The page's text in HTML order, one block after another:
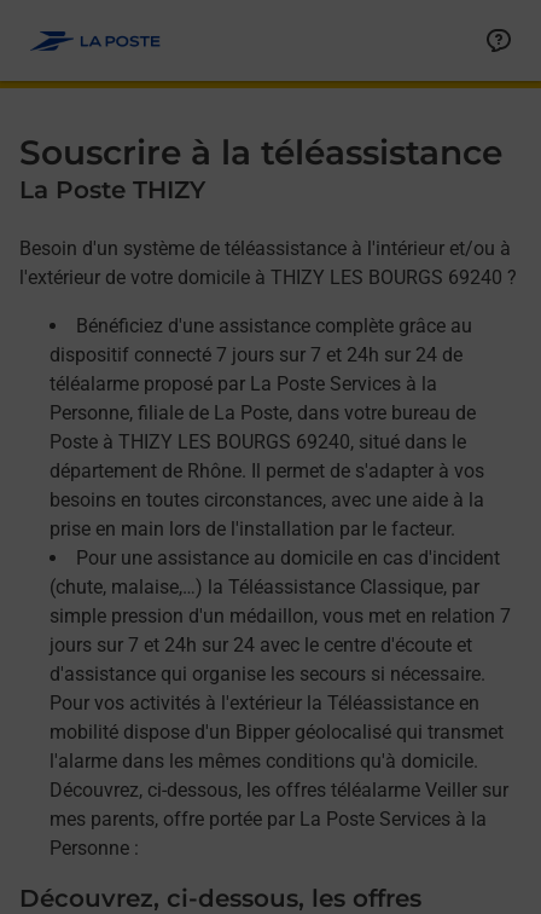
Souscrire à la téléassistance
La Poste THIZY
Besoin d'un système de téléassistance à l'intérieur et/ou à
l'extérieur de votre domicile à THIZY LES BOURGS 69240 ?
Bénéficiez d'une assistance complète grâce au
dispositif connecté 7 jours sur 7 et 24h sur 24 de
téléalarme proposé par La Poste Services à la
Personne, filiale de La Poste, dans votre bureau de
Poste à THIZY LES BOURGS 69240, situé dans le
département de Rhône. Il permet de s'adapter à vos
besoins en toutes circonstances, avec une aide à la
prise en main lors de l'installation par le facteur.
Pour une assistance au domicile en cas d'incident
(chute, malaise,…) la Téléassistance Classique, par
simple pression d'un médaillon, vous met en relation 7
jours sur 7 et 24h sur 24 avec le centre d'écoute et
d'assistance qui organise les secours si nécessaire.
Pour vos activités à l'extérieur la Téléassistance en
mobilité dispose d'un Bipper géolocalisé qui transmet
l'alarme dans les mêmes conditions qu'à domicile.
Découvrez, ci-dessous, les offres téléalarme Veiller sur
mes parents, offre portée par La Poste Services à la
Personne :
Découvrez, ci-dessous, les offres